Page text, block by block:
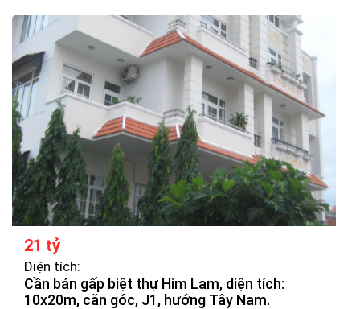
21 tỷ
Diện tích:
Cần bán gấp biệt thự Him Lam, diện tích:
10x20m, căn góc, J1, hướng Tây Nam.